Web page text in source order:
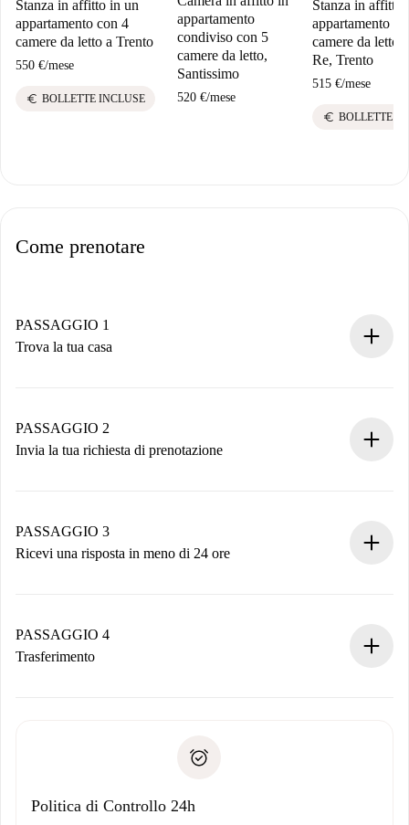
Stanza in affitto in un
appartamento con 4
camere da letto a Trento
550 €/mese
euro BOLLETTE INCLUSE
appartamento
condiviso con 5
camere da letto,
Santissimo
520 €/mese
Stanza in affitto
appartamento
camere da letto
Re, Trento
515 €/mese
euro BOLLETTE
Come prenotare
PASSAGGIO 1
Trova la tua casa
Hai tutte le informazioni necessarie in anticipo.
PASSAGGIO 2
Invia la tua richiesta di prenotazione
non accetta.
PASSAGGIO 3
Ricevi una risposta in meno di 24 ore
contatto con il proprietario.
Se rifiutata: non ti addebiteremo nulla e ti proporremo
Domiciliazione del pagamento
PASSAGGIO 4
Trasferimento
solo se non segnali problemi.
Politica di Controllo 24h